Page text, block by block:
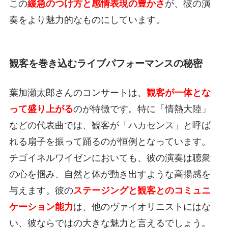
この緩急のつけ方と感情表現の豊かさ が、彼の演
奏をより魅力的なものにしています。
観客を巻き込むライブパフォーマンスの秘密
葉加瀬太郎さんのコンサートは、 観客が一体とな
って盛り上がるのが特徴です。特に「情熱大陸」
などの代表曲では、観客が「ハカセンス」と呼ば
れる扇子を振って踊るのが恒例となっています。
チゴイネルワイゼンにおいても、彼の演奏は聴衆
の心を掴み、自然と体が動き出すような高揚感を
与えます。彼のステージングと観客とのコミュニ
ケーション能力は、他のヴァイオリニストにはな
い、彼ならではの大きな魅力と言えるでしょう。